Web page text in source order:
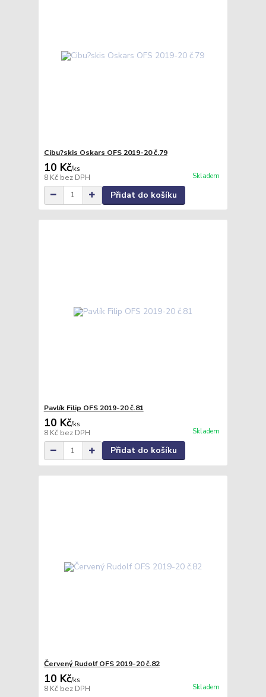
Cibu?skis Oskars OFS 2019-20 č.79
10 Kč/ks
8 Kč bez DPH Skladem
Přidat do košíku
Pavlík Filip OFS 2019-20 č.81
10 Kč/ks
8 Kč bez DPH Skladem
Přidat do košíku
Červený Rudolf OFS 2019-20 č.82
10 Kč/ks
8 Kč bez DPH Skladem